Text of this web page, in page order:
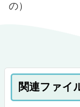
の）
関連ファイ